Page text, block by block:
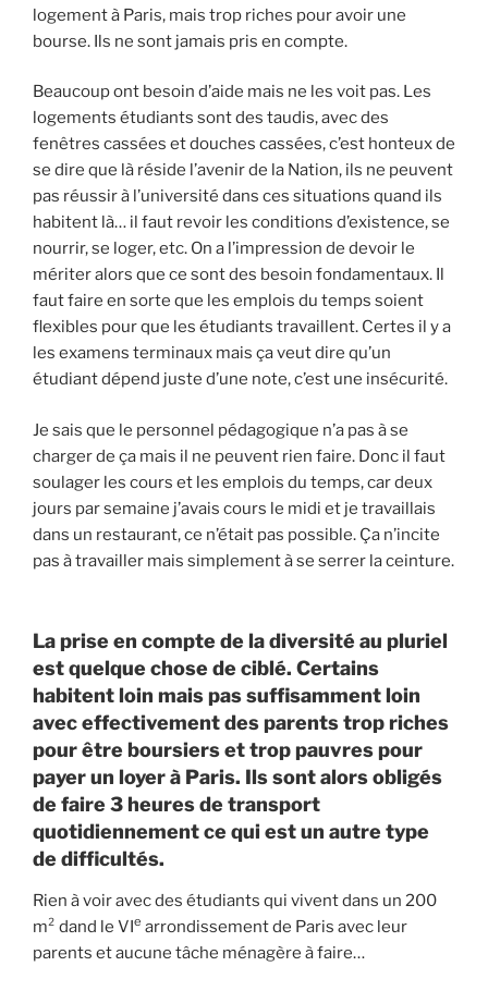
logement à Paris, mais trop riches pour avoir une
bourse. Ils ne sont jamais pris en compte.
Beaucoup ont besoin d’aide mais ne les voit pas. Les
logements étudiants sont des taudis, avec des
fenêtres cassées et douches cassées, c’est honteux de
se dire que là réside l’avenir de la Nation, ils ne peuvent
pas réussir à l’université dans ces situations quand ils
habitent là… il faut revoir les conditions d’existence, se
nourrir, se loger, etc. On a l’impression de devoir le
mériter alors que ce sont des besoin fondamentaux. Il
faut faire en sorte que les emplois du temps soient
flexibles pour que les étudiants travaillent. Certes il y a
les examens terminaux mais ça veut dire qu’un
étudiant dépend juste d’une note, c’est une insécurité.
Je sais que le personnel pédagogique n’a pas à se
charger de ça mais il ne peuvent rien faire. Donc il faut
soulager les cours et les emplois du temps, car deux
jours par semaine j’avais cours le midi et je travaillais
dans un restaurant, ce n’était pas possible. Ça n’incite
pas à travailler mais simplement à se serrer la ceinture.
La prise en compte de la diversité au pluriel
est quelque chose de ciblé. Certains
habitent loin mais pas suffisamment loin
avec effectivement des parents trop riches
pour être boursiers et trop pauvres pour
payer un loyer à Paris. Ils sont alors obligés
de faire 3 heures de transport
quotidiennement ce qui est un autre type
de difficultés.
Rien à voir avec des étudiants qui vivent dans un 200
m² dand le VIe arrondissement de Paris avec leur
parents et aucune tâche ménagère à faire…